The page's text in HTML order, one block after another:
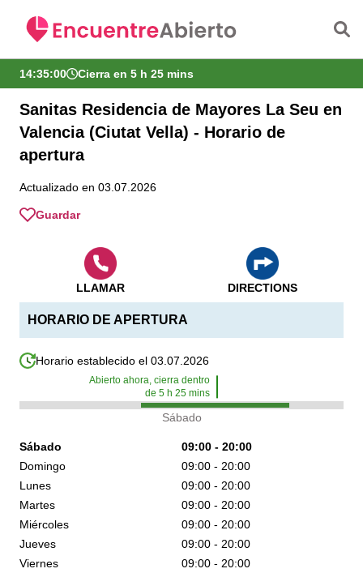
14:35:00 Cierra en 5 h 25 mins
Sanitas Residencia de Mayores La Seu en
Valencia (Ciutat Vella) - Horario de
apertura
Actualizado en 03.07.2026
Guardar
HORARIO DE APERTURA
Horario establecido el 03.07.2026
Abierto ahora, cierra dentro
de 5 h 25 mins
Sábado
Sábado
09:00 - 20:00
Domingo
09:00 - 20:00
Lunes
09:00 - 20:00
Martes
09:00 - 20:00
Miércoles
09:00 - 20:00
Jueves
09:00 - 20:00
Viernes
09:00 - 20:00
LLAMAR DIRECTIONS